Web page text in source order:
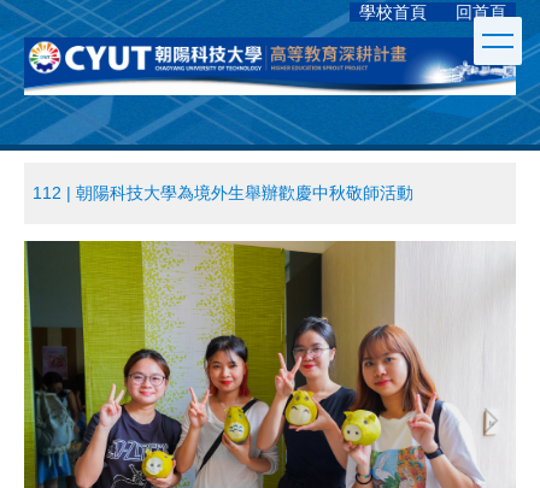
跳
到
主
要
內
容
學校首頁 回首頁
112 | 朝陽科技大學為境外生舉辦歡慶中秋敬師活動